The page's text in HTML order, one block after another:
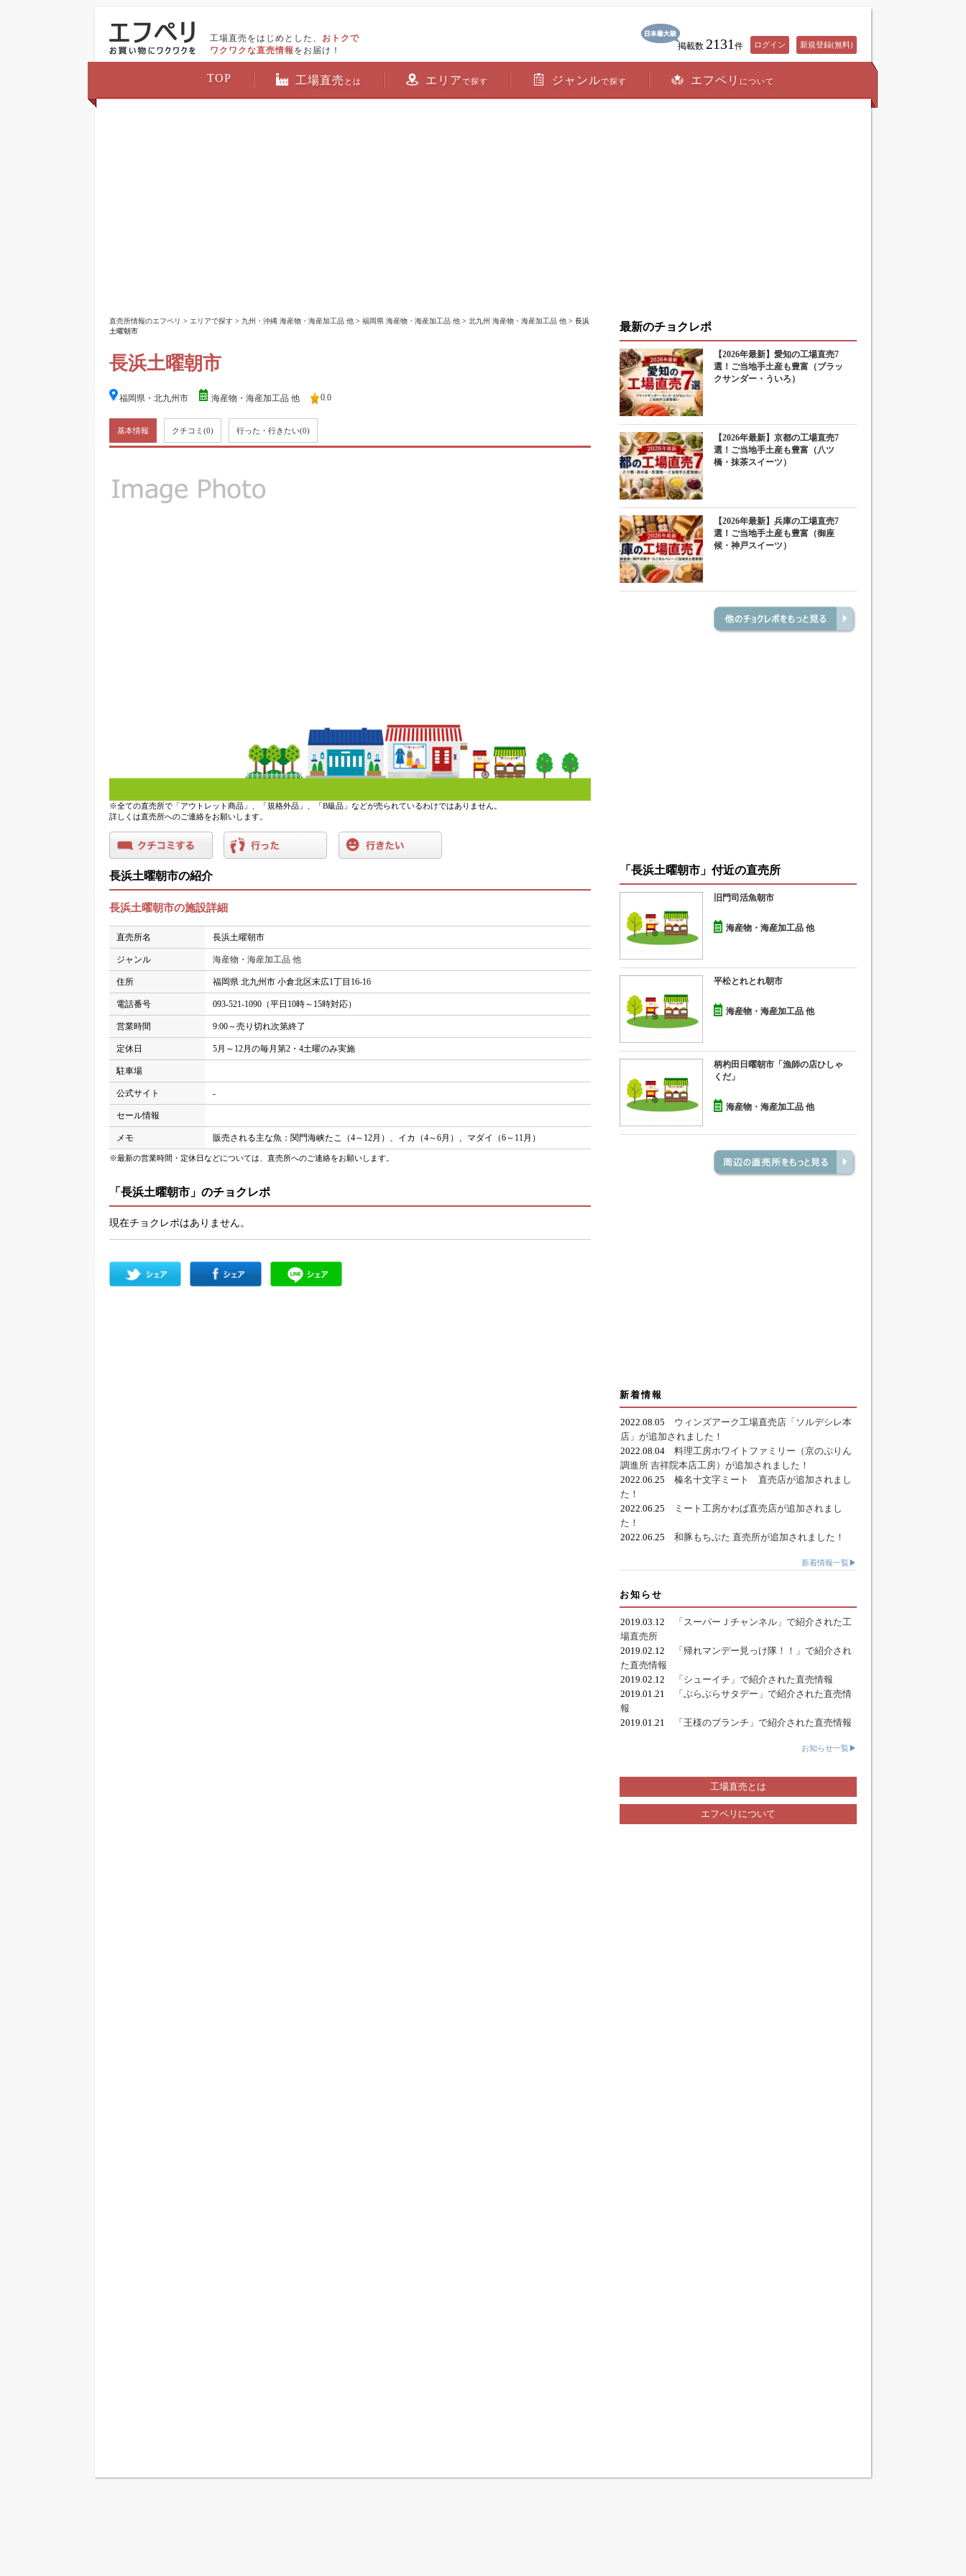
工場直売をはじめとした、 おトクで
ワクワクな直売情報 をお届け！ 掲載数 2131 件 ログイン 新規登録(無料)
TOP 工場直売 とは エリアで探す ジャンルで探す エフペリ について
直売所情報のエフペリ > エリアで探す > 九州・沖縄 海産物・海産加工品 他 > 福岡県 海産物・海産加工品 他 > 北九州 海産物・海産加工品 他 > 長浜
土曜朝市
長浜土曜朝市
福岡県・北九州市 海産物・海産加工品 他 0.0
基本情報 クチコミ (0) 行った・行きたい(0)
※全ての直売所で「アウトレット商品」、「規格外品」、「B級品」などが売られているわけではありません。
詳しくは直売所へのご連絡をお願いします。
長浜土曜朝市の紹介
長浜土曜朝市の施設詳細
直売所名 長浜土曜朝市
ジャンル 海産物・海産加工品 他
住所 福岡県 北九州市 小倉北区末広1丁目16-16
電話番号 093-521-1090（平日10時～15時対応）
営業時間 9:00～売り切れ次第終了
定休日 5月～12月の毎月第2・4土曜のみ実施
駐車場
公式サイト -
セール情報
メモ 販売される主な魚：関門海峡たこ（4～12月）、イカ（4～6月）、マダイ（6～11月）
※最新の営業時間・定休日などについては、直売所へのご連絡をお願いします。
「長浜土曜朝市」のチョクレポ
現在チョクレポはありません。
最新のチョクレポ
【2026年最新】愛知の工場直売7
選！ご当地手土産も豊富（ブラッ
クサンダー・ういろ）
【2026年最新】京都の工場直売7
選！ご当地手土産も豊富（八ツ
橋・抹茶スイーツ）
【2026年最新】兵庫の工場直売7
選！ご当地手土産も豊富（御座
候・神戸スイーツ）
「長浜土曜朝市」付近の直売所
旧門司活魚朝市
海産物・海産加工品 他
平松とれとれ朝市
海産物・海産加工品 他
柄杓田日曜朝市「漁師の店ひしゃ
くだ」
海産物・海産加工品 他
新着情報
2022.08.05 ウィンズアーク工場直売店「ソルデシレ本
店」が追加されました！
2022.08.04 料理工房ホワイトファミリー（京のぷりん
調進所 吉祥院本店工房）が追加されました！
2022.06.25 榛名十文字ミート 直売店が追加されまし
た！
2022.06.25
ミート工房かわば直売店が追加されまし
た！
2022.06.25 和豚もちぶた 直売所が追加されました！
新着情報一覧▶
お知らせ
2019.03.12
「スーパーＪチャンネル」で紹介された工
場直売所
2019.02.12
「帰れマンデー見っけ隊！！」で紹介され
た直売情報
2019.02.12
「シューイチ」で紹介された直売情報
2019.01.21
「ぶらぶらサタデー」で紹介された直売情
報
2019.01.21
「王様のブランチ」で紹介された直売情報
お知らせ一覧▶
工場直売とは
エフペリについて